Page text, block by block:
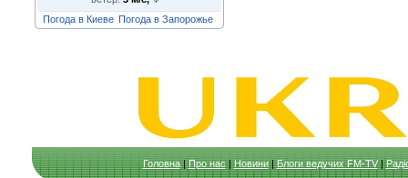
Погода в Киеве Погода в Запорожье
Головна|Про нас|Новини|Блоги ведучих FM-TV|